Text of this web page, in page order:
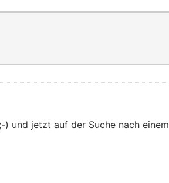
jetzt auf der Suche nach